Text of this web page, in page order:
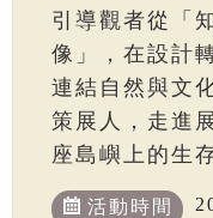
引導觀者從「
像」，在設計
連結自然與文
策展人，走進
座島嶼上的生
活動時間